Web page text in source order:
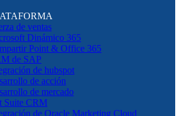
de ventas
Dinámico 365
Point & Office 365
de SAP
de hubspot
de acción
de mercado
Suite CRM
de Oracle Marketing Cloud